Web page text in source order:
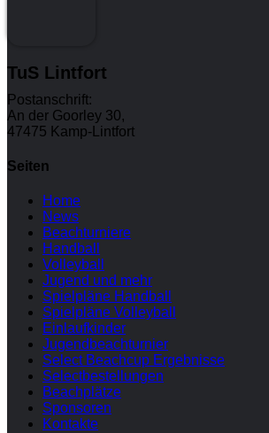
TuS Lintfort
Postanschrift:
An der Goorley 30,
47475 Kamp-Lintfort
Seiten
Home
News
Beachturniere
Handball
Volleyball
Jugend und mehr
Spielpläne Handball
Spielpläne Volleyball
Einlaufkinder
Jugendbeachturnier
Select Beachcup Ergebnisse
Selectbestellungen
Beachplätze
Sponsoren
Kontakte